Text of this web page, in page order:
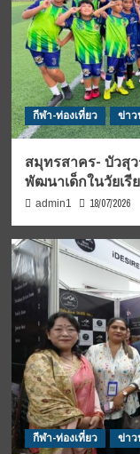
กีฬา-ท่องเที่ยว ข่าว
สมุทรสาคร- บัวสุว
พัฒนาเด็กในวัยเรี
admin1 18/07/2026
กีฬา-ท่องเที่ยว ข่าว